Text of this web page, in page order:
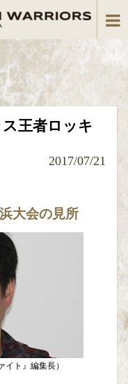
王者ロッキ
2017/07/21
大会の見所
ト』編集長）